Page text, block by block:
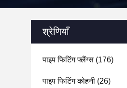
श्रेणियाँ
पाइप फिटिंग फ्लैंग्स (176)
पाइप फिटिंग कोहनी (26)